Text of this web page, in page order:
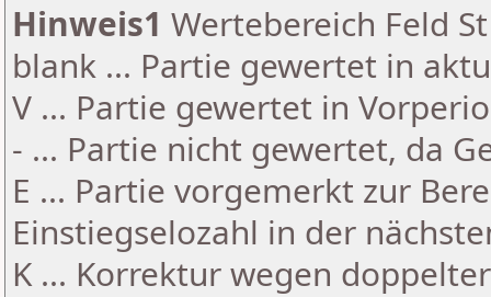
Hinweis1 Wertebereich Feld
blank ... Partie gewertet in
V ... Partie gewertet in
- ... Partie nicht gewertet, da
E ... Partie vorgemerkt zur
Einstiegselozahl in der
K ... Korrektur wegen